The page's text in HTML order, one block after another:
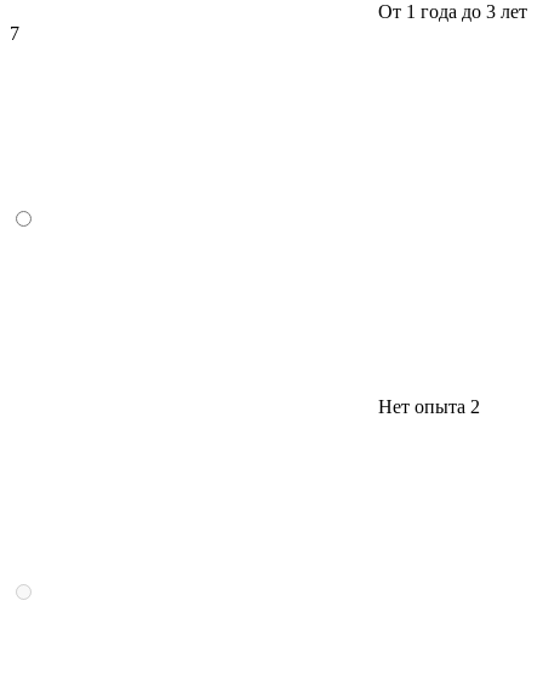
От 1 года до 3 лет
7
Нет опыта 2